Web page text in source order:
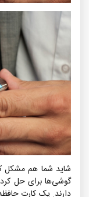
کلمات کلیدی
دانلود نرم افزار
samsung
iphone
آموزش
نمایندگی
lenovo
asus
esfahan
هدیه
سونی
apple id
اپل آیدی
شاید شما هم مشکل
گوشی‌ها برای حل